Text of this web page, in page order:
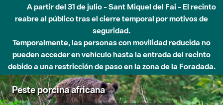
A partir del 31 de julio - Sant Miquel del Fai - El recinto
reabre al público tras el cierre temporal por motivos de
seguridad.
Temporalmente, las personas con movilidad reducida no
pueden acceder en vehículo hasta la entrada del recinto
debido a una restricción de paso en la zona de la Foradada.
Peste porcina africana